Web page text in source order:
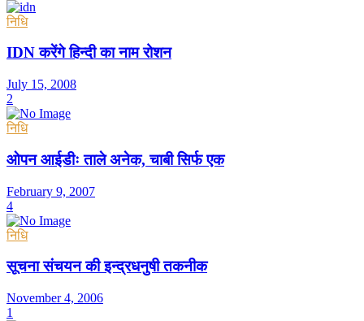
निधि
IDN करेंगे हिन्दी का नाम रोशन
July 15, 2008
2
निधि
ओपन आईडीः ताले अनेक, चाबी सिर्फ एक
February 9, 2007
4
निधि
सूचना संचयन की इन्द्रधनुषी तकनीक
November 4, 2006
1